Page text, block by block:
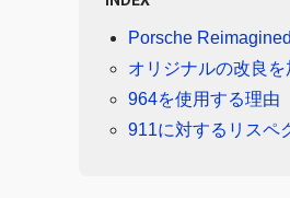
Porsche
オリジナルの改良を
964を使用する理由
911に対するリスペ